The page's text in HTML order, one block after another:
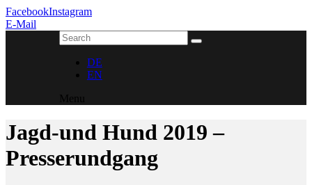
FacebookInstagram
E-Mail
DE
EN
Menu
Jagd-und Hund 2019 –
Presserundgang